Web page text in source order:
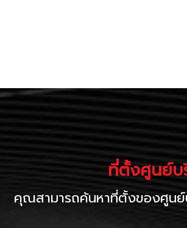
ที่ตั้งศูนย์บ
คุณสามารถค้นหาที่ตั้งของศูน